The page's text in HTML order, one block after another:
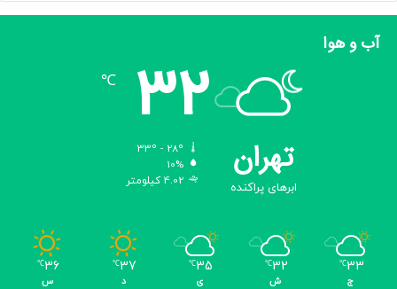
آب و هوا
تهران
ابرهای پراکنده
32
℃
10%
4.02 کیلومتر
33
℃
ج
32
℃
ش
35
℃
ی
37
℃
د
36
℃
س